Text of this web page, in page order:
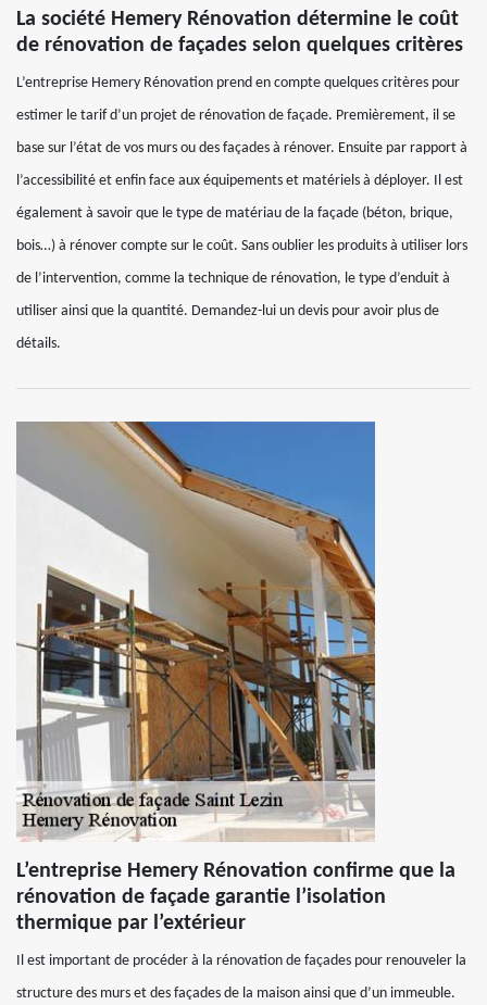
La société Hemery Rénovation détermine le coût
de rénovation de façades selon quelques critères
L’entreprise Hemery Rénovation prend en compte quelques critères pour
estimer le tarif d’un projet de rénovation de façade. Premièrement, il se
base sur l’état de vos murs ou des façades à rénover. Ensuite par rapport à
l’accessibilité et enfin face aux équipements et matériels à déployer. Il est
également à savoir que le type de matériau de la façade (béton, brique,
bois…) à rénover compte sur le coût. Sans oublier les produits à utiliser lors
de l’intervention, comme la technique de rénovation, le type d’enduit à
utiliser ainsi que la quantité. Demandez-lui un devis pour avoir plus de
détails.
L’entreprise Hemery Rénovation confirme que la
rénovation de façade garantie l’isolation
thermique par l’extérieur
Il est important de procéder à la rénovation de façades pour renouveler la
structure des murs et des façades de la maison ainsi que d’un immeuble.